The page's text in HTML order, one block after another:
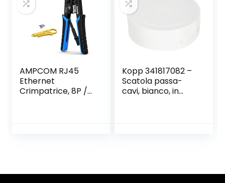
AMPCOM RJ45
Ethernet
Crimpatrice, 8P /
Kopp 341817082 –
Scatola passa-
cavi, bianco, in